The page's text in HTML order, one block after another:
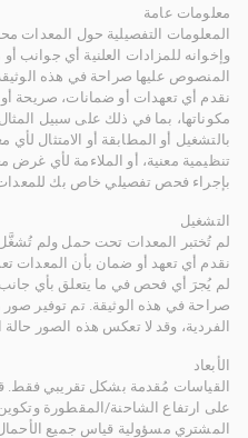
معلومات عامة
المعلومات التفصيلية حول
وإخوانه للمزادات العلنية أي جوانب
المنصوص عليها صراحة في هذه
نقدم أي تعهدات أو ضمانات، صريحة
مكوناتها، بما في ذلك على سبيل
بالتشغيل أو المطابقة أو الامتثال
تنظيمية معنية، أو الملاءمة لأي غرض
بإجراء فحص تفصيلي خاص بك للمعدات
التشغيل
لم تُختبر المعدات تحت حمل ولم
نقدم أي تعهد أو ضمان بأن المعدات
لم يُجرَ أي فحص في ما يتعلق بأي
صراحة في هذه الوثيقة. تم توفير
الفردية، وقد لا تعكس هذه الصور حالة
الأبعاد
القياسات مُقدمة بشكل تقريبي فقط. قد
على ارتفاع الشاحنة/المقطورة
المشتري مسؤولية قياس جميع